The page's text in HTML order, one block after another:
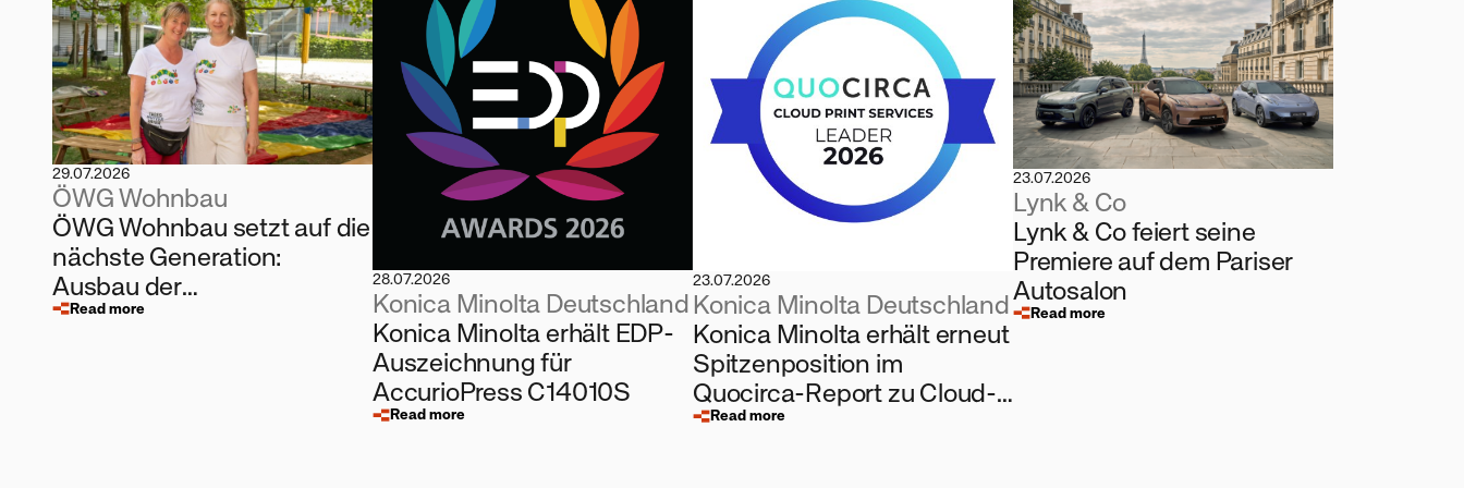
29.07.2026
ÖWG Wohnbau
ÖWG Wohnbau setzt auf die
nächste Generation:
Ausbau der
Kinderbetreuung und
Read more
28.07.2026
Konica Minolta Deutschland
Konica Minolta erhält EDP-
Auszeichnung für
AccurioPress C14010S
Read more
23.07.2026
Konica Minolta Deutschland
Konica Minolta erhält erneut
Spitzenposition im
Quocirca-Report zu Cloud-
Drucklösungen
Read more
23.07.2026
Lynk & Co
Lynk & Co feiert seine
Premiere auf dem Pariser
Autosalon
Read more